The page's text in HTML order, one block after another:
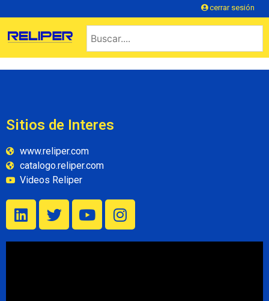
cerrar sesión
Sitios de Interes
www.reliper.com
catalogo.reliper.com
Videos Reliper